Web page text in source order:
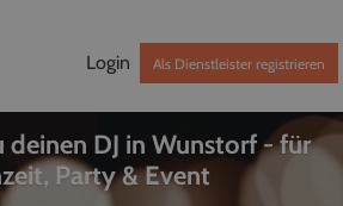
Login Als Dienstleister registrieren
deinen DJ in Wunstorf - für
Party & Event